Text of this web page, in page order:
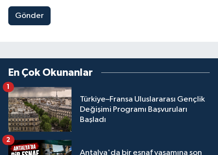
Gönder
En Çok Okunanlar
Türkiye–Fransa Uluslararası Gençlik
Değişimi Programı Başvuruları
Başladı
1
Antalya'da bir esnaf yaşamına son
2